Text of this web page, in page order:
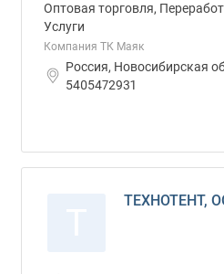
Оптовая торговля,
Услуги
Компания ТК Маяк
Россия, Новосибирская
5405472931
ТЕХНОТЕНТ,